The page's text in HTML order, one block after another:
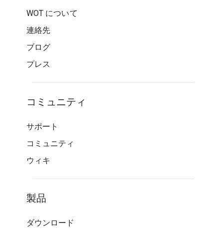
WOT について
連絡先
ブログ
プレス
コミュニティ
サポート
コミュニティ
ウィキ
製品
ダウンロード